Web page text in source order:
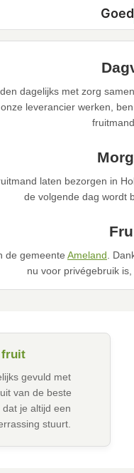
dagelijks met zorg
leverancier werken,
laten bezorgen in
de volgende dag wordt
de gemeente Ameland.
nu voor privégebruik
fruit
gevuld met
van de beste
je altijd een
stuurt.